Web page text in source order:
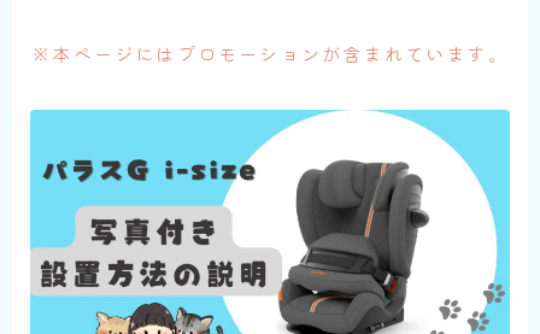
おうち英語
知育おもちゃ
知って得する子育て情報
※本ページにはプロモーションが含まれています。